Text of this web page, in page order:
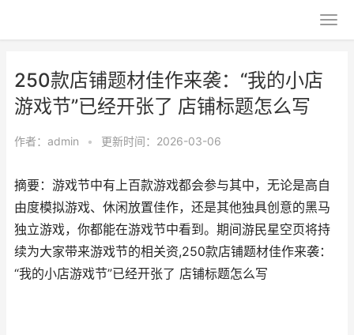
250款店铺题材佳作来袭：“我的小店
游戏节”已经开张了 店铺标题怎么写
作者： admin • 更新时间：2026-03-06
摘要：游戏节中有上百款游戏都会参与其中，无论是高自
由度模拟游戏、休闲放置佳作，还是其他独具创意的黑马
独立游戏，你都能在游戏节中看到。期间游民星空页将持
续为大家带来游戏节的相关资,250款店铺题材佳作来袭：
“我的小店游戏节”已经开张了 店铺标题怎么写